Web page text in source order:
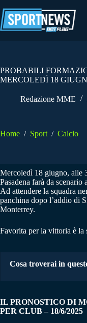
al
contenuto
PROBABILI
MERCOLEDÌ 18
Redazione MME
Home / Sport / Calcio
Mercoledì 18 giugno, alle
Pasadena farà da
Ad attendere la squadra
panchina dopo l’addio di
Monterrey.
Favorita per la vittoria è la
Cosa troverai in
IL PRONOSTICO DI
PER CLUB– 18/6/2025